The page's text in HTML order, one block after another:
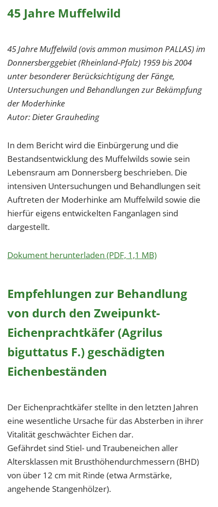
45 Jahre Muffelwild
45 Jahre Muffelwild (ovis ammon musimon PALLAS) im
Donnersberggebiet (Rheinland-Pfalz) 1959 bis 2004
unter besonderer Berücksichtigung der Fänge,
Untersuchungen und Behandlungen zur Bekämpfung
der Moderhinke
Autor: Dieter Grauheding
In dem Bericht wird die Einbürgerung und die
Bestandsentwicklung des Muffelwilds sowie sein
Lebensraum am Donnersberg beschrieben. Die
intensiven Untersuchungen und Behandlungen seit
Auftreten der Moderhinke am Muffelwild sowie die
hierfür eigens entwickelten Fanganlagen sind
dargestellt.
Dokument herunterladen (PDF, 1,1 MB)
Empfehlungen zur Behandlung
von durch den Zweipunkt-
Eichenprachtkäfer (Agrilus
biguttatus F.) geschädigten
Eichenbeständen
Der Eichenprachtkäfer stellte in den letzten Jahren
eine wesentliche Ursache für das Absterben in ihrer
Vitalität geschwächter Eichen dar.
Gefährdet sind Stiel- und Traubeneichen aller
Altersklassen mit Brusthöhendurchmessern (BHD)
von über 12 cm mit Rinde (etwa Armstärke,
angehende Stangenhölzer).